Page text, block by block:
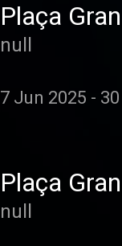
Plaça
null
7 Jun 2025 -
Plaça
null